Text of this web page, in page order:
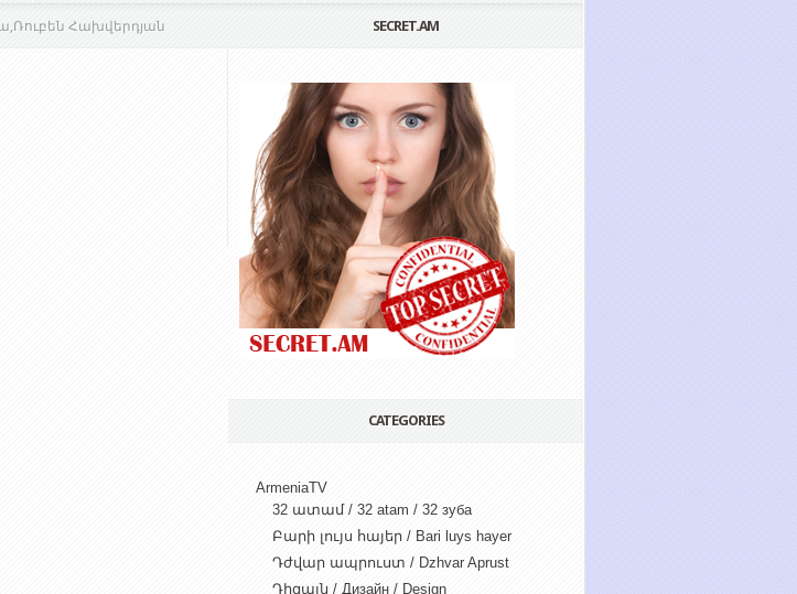
Հախվերդյան SECRET.AM
CATEGORIES
ArmeniaTV
32 ատամ / 32 atam / 32 зуба
Բարի լույս հայեր / Bari luys hayer
Դժվար ապրուստ / Dzhvar Aprust
Դիզայն / Дизайн / Design